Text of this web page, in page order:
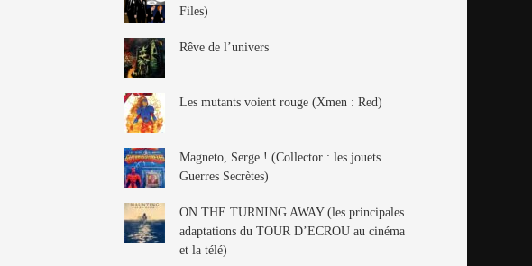
Files)
Rêve de l’univers
Les mutants voient rouge (Xmen : Red)
Magneto, Serge ! (Collector : les jouets
Guerres Secrètes)
ON THE TURNING AWAY (les principales
adaptations du TOUR D’ECROU au cinéma
et la télé)